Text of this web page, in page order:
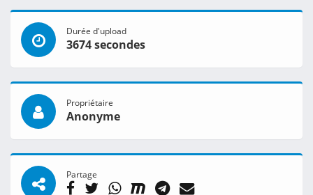
Durée d'upload
3674 secondes
Propriétaire
Anonyme
Partage